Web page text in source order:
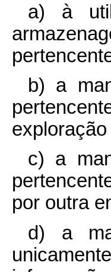
a) à
b) a
c) a
por outra
d) a